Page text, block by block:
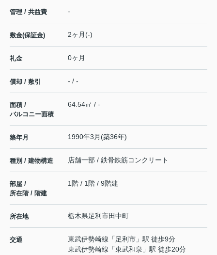
管理 / 共益費 -
敷金(保証金) 2ヶ月(-)
礼金 0ヶ月
償却 / 敷引 - / -
面積 /
バルコニー面積
64.54㎡ / -
築年月 1990年3月(築36年)
種別 / 建物構造 店舗一部 / 鉄骨鉄筋コンクリート
部屋 /
所在階 / 階建
1階 / 1階 / 9階建
所在地 栃木県足利市田中町
交通 東武伊勢崎線 「 足利市 」駅 徒歩9分
東武伊勢崎線 「東武和泉 」駅 徒歩20分